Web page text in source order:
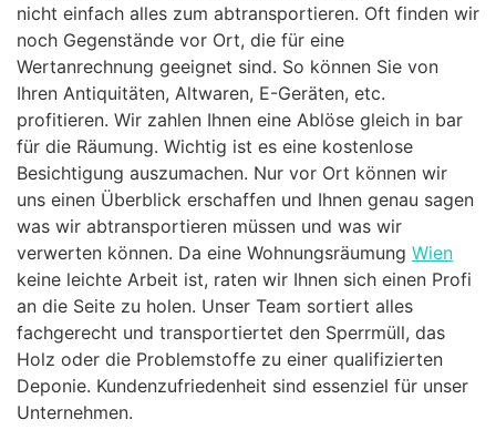
nicht einfach alles zum abtransportieren. Oft finden wir
noch Gegenstände vor Ort, die für eine
Wertanrechnung geeignet sind. So können Sie von
Ihren Antiquitäten, Altwaren, E-Geräten, etc.
profitieren. Wir zahlen Ihnen eine Ablöse gleich in bar
für die Räumung. Wichtig ist es eine kostenlose
Besichtigung auszumachen. Nur vor Ort können wir
uns einen Überblick erschaffen und Ihnen genau sagen
was wir abtransportieren müssen und was wir
verwerten können. Da eine Wohnungsräumung Wien
keine leichte Arbeit ist, raten wir Ihnen sich einen Profi
an die Seite zu holen. Unser Team sortiert alles
fachgerecht und transportiertet den Sperrmüll, das
Holz oder die Problemstoffe zu einer qualifizierten
Deponie. Kundenzufriedenheit sind essenziel für unser
Unternehmen.